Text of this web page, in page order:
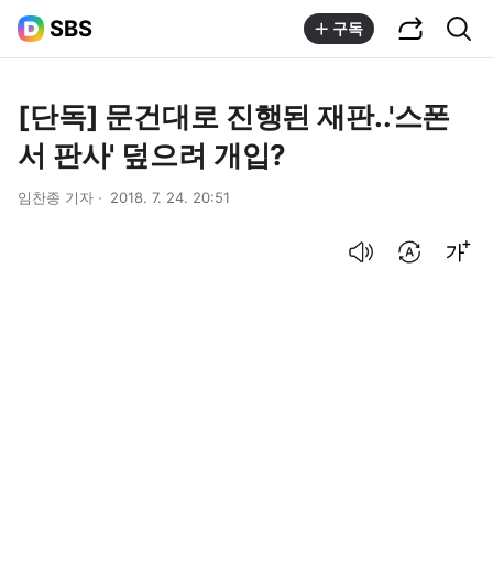
SBS 구독
[단독] 문건대로 진행된 재판..'스폰
서 판사' 덮으려 개입?
임찬종 기자 2018. 7. 24. 20:51